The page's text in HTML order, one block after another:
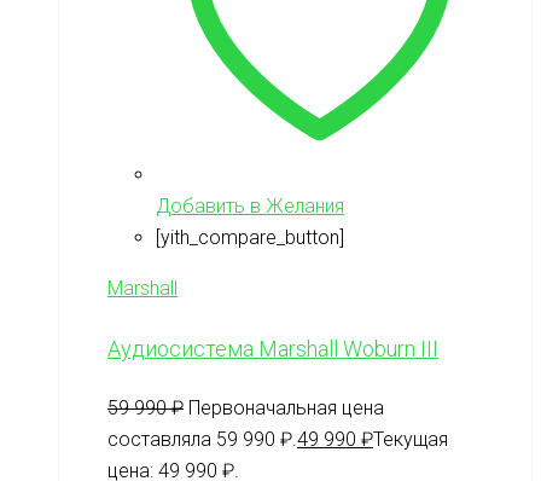
Добавить в Желания
[yith_compare_button]
Marshall
Аудиосистема Marshall Woburn III
59 990₽ Первоначальная цена
составляла 59 990 ₽. 49 990 ₽Текущая
цена: 49 990 ₽.